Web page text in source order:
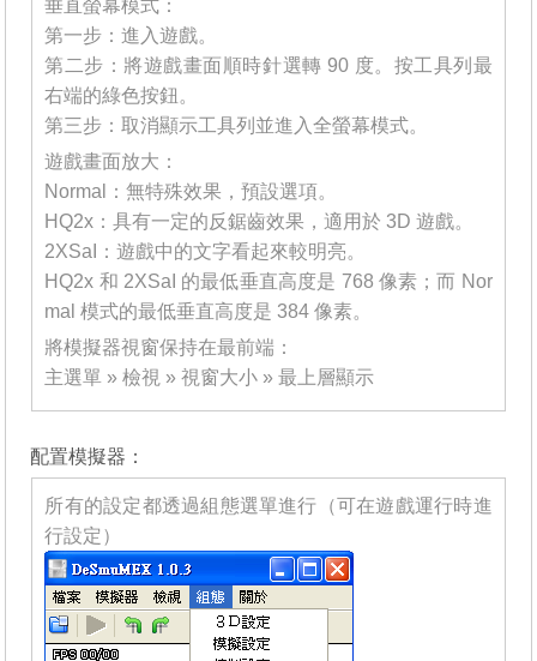
垂直螢幕模式：
第一步：進入遊戲。
第二步：將遊戲畫面順時針選轉 90 度。按工具列最
右端的綠色按鈕。
第三步：取消顯示工具列並進入全螢幕模式。
遊戲畫面放大：
Normal：無特殊效果，預設選項。
HQ2x：具有一定的反鋸齒效果，適用於 3D 遊戲。
2XSaI：遊戲中的文字看起來較明亮。
HQ2x 和 2XSaI 的最低垂直高度是 768 像素；而 Nor
mal 模式的最低垂直高度是 384 像素。
將模擬器視窗保持在最前端：
主選單 » 檢視 » 視窗大小 » 最上層顯示
配置模擬器：
所有的設定都透過組態選單進行（可在遊戲運行時進
行設定）